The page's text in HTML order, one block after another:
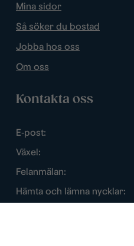
Mina sidor
Så söker du bostad
Jobba hos oss
Om oss
Kontakta oss
E-post:
Växel:
Felanmälan:
Hämta och lämna nycklar: